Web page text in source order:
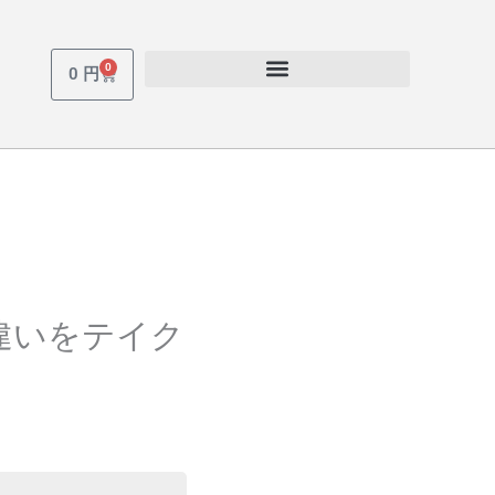
0 円 0
Cart
をテイク